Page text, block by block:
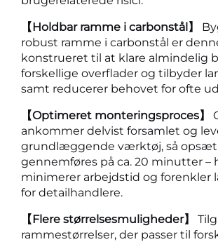
【Holdbar ramme i carbonstål】
robust ramme i carbonstål er
konstrueret til at klare almindelig
forskellige overflader og tilbyder
samt reducerer behovet for ofte
【Optimeret monteringsproces】
ankommer delvist forsamlet og
grundlæggende værktøj, så
gennemføres på ca. 20 minutter –
minimerer arbejdstid og forenkler
for detailhandlere.
【Flere størrelsesmuligheder】
rammestørrelser, der passer til